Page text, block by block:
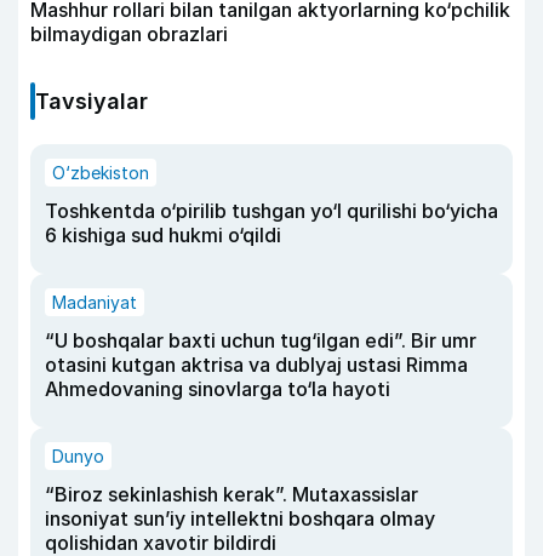
Mashhur rollari bilan tanilgan aktyorlarning ko‘pchilik
bilmaydigan obrazlari
Tavsiyalar
O‘zbekiston
Toshkentda o‘pirilib tushgan yo‘l qurilishi bo‘yicha
6 kishiga sud hukmi o‘qildi
Madaniyat
“U boshqalar baxti uchun tug‘ilgan edi”. Bir umr
otasini kutgan aktrisa va dublyaj ustasi Rimma
Ahmedovaning sinovlarga to‘la hayoti
Dunyo
“Biroz sekinlashish kerak”. Mutaxassislar
insoniyat sun’iy intellektni boshqara olmay
qolishidan xavotir bildirdi